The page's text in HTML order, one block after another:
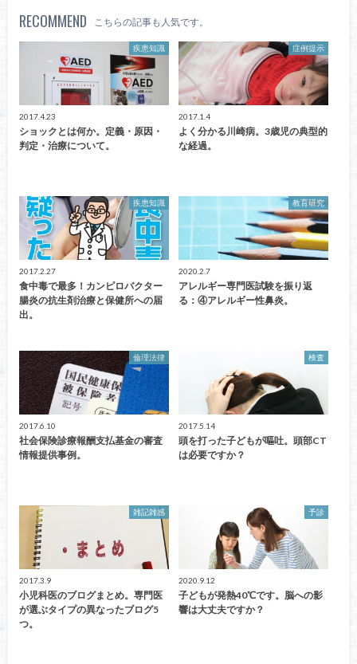
RECOMMEND こちらの記事も人気です。
疾患知識
2017.4.23
ショックとは何か。定義・原因・
判定・治療について。
症例提示
2017.1.4
よく分かる川崎病。3歳児の典型的
な経過。
疾患知識
2017.2.27
食中毒で最多！カンピロバクター
腸炎の抗生剤治療と保健所への届
出。
教育研究
2020.2.7
アレルギー専門医試験を振り返
る：④アレルギー性鼻炎。
倫理法律
2017.6.10
社会保険診療報酬支払基金の審査
情報提供事例。
検査
2017.5.14
頭を打った子どもが嘔吐。頭部CT
は必要ですか？
雑記雑感
2017.3.9
小児科医のブログまとめ。専門医
が選ぶタイプの異なったブログ5
つ。
予診
2020.9.12
子どもが発熱40℃です。脳への影
響は大丈夫ですか？